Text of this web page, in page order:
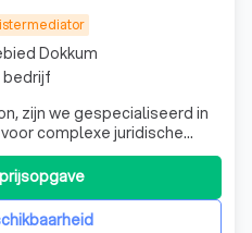
zijn we gespecialiseerd in
complexe juridische
in mediation, waarbij we ons
en
dat deze processen
zij
Dokkum
bedrijf